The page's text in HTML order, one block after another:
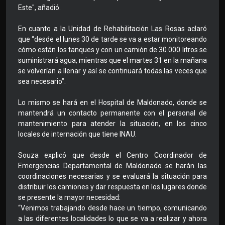
Este", añadió.
En cuanto a la Unidad de Rehabilitación Las Rosas aclaró
que “desde el lunes 30 de tarde se va a estar monitoreando
cómo están los tanques y con un camión de 30.000 litros se
suministrará agua, mientras que el martes 31 en la mañana
se volverían a llenar y así se continuará todas las veces que
sea necesario”.
Lo mismo se hará en el Hospital de Maldonado, donde se
mantendrá un contacto permanente con el personal de
mantenimiento para atender la situación, en los cinco
locales de internación que tiene INAU.
Souza explicó que desde el Centro Coordinador de
Emergencias Departamental de Maldonado se harán las
coordinaciones necesarias y se evaluará la situación para
distribuir los camiones y dar respuesta en los lugares donde
se presente la mayor necesidad:
“Venimos trabajando desde hace un tiempo, comunicando
a las diferentes localidades lo que se va a realizar y ahora